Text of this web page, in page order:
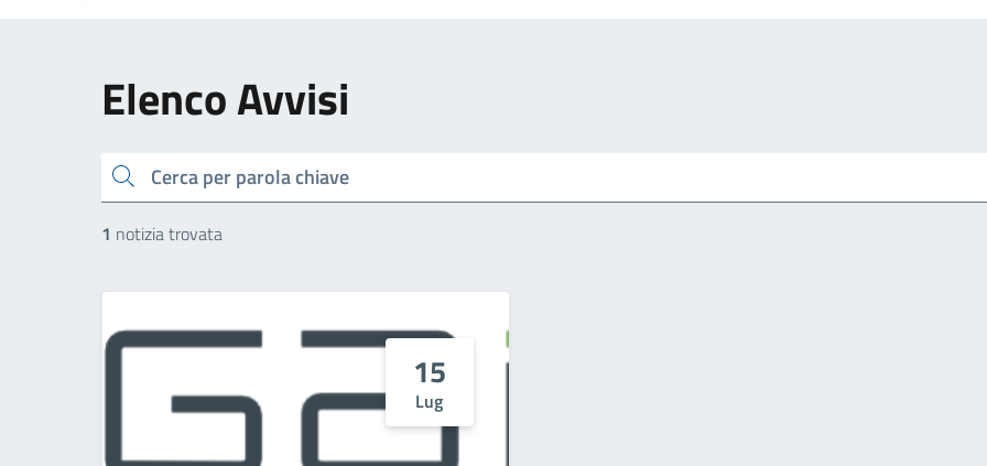
Elenco Avvisi
cerca
1 notizia trovata
15
Lug